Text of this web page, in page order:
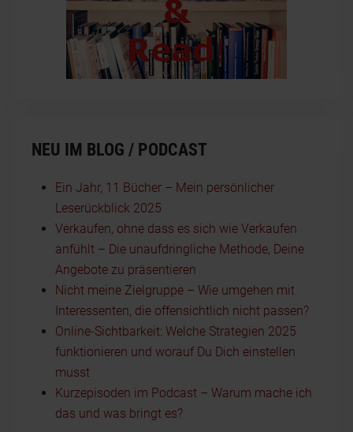
NEU IM BLOG / PODCAST
Ein Jahr, 11 Bücher – Mein persönlicher
Leserückblick 2025
Verkaufen, ohne dass es sich wie Verkaufen
anfühlt – Die unaufdringliche Methode, Deine
Angebote zu präsentieren
Nicht meine Zielgruppe – Wie umgehen mit
Interessenten, die offensichtlich nicht passen?
Online-Sichtbarkeit: Welche Strategien 2025
funktionieren und worauf Du Dich einstellen
musst
Kurzepisoden im Podcast – Warum mache ich
das und was bringt es?